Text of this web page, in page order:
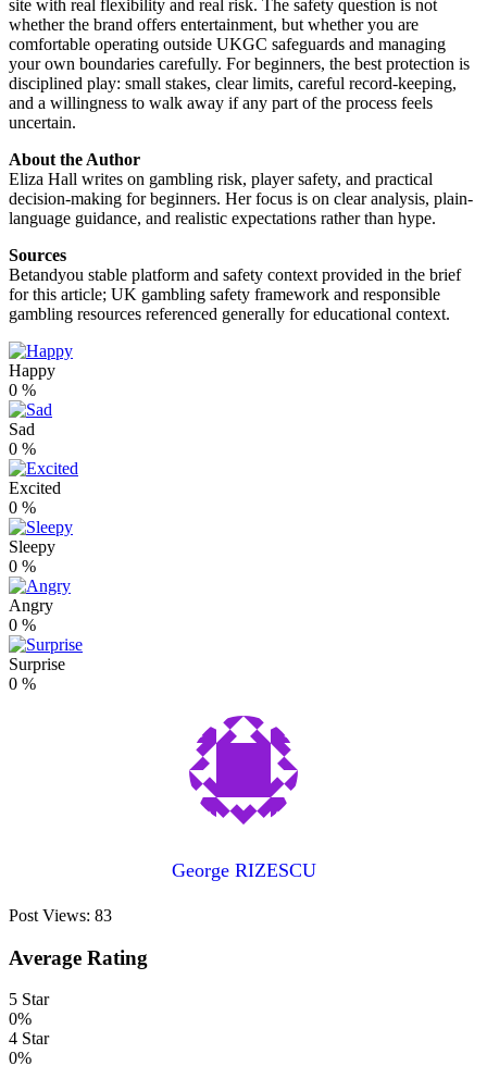
site with real flexibility and real risk. The safety question is not
whether the brand offers entertainment, but whether you are
comfortable operating outside UKGC safeguards and managing
your own boundaries carefully. For beginners, the best protection is
disciplined play: small stakes, clear limits, careful record-keeping,
and a willingness to walk away if any part of the process feels
uncertain.
About the Author
Eliza Hall writes on gambling risk, player safety, and practical
decision-making for beginners. Her focus is on clear analysis, plain-
language guidance, and realistic expectations rather than hype.
Sources
Betandyou stable platform and safety context provided in the brief
for this article; UK gambling safety framework and responsible
gambling resources referenced generally for educational context.
Happy
0 %
Sad
0 %
Excited
0 %
Sleepy
0 %
Angry
0 %
Surprise
0 %
George RIZESCU
Post Views: 83
Average Rating
5 Star
0%
4 Star
0%